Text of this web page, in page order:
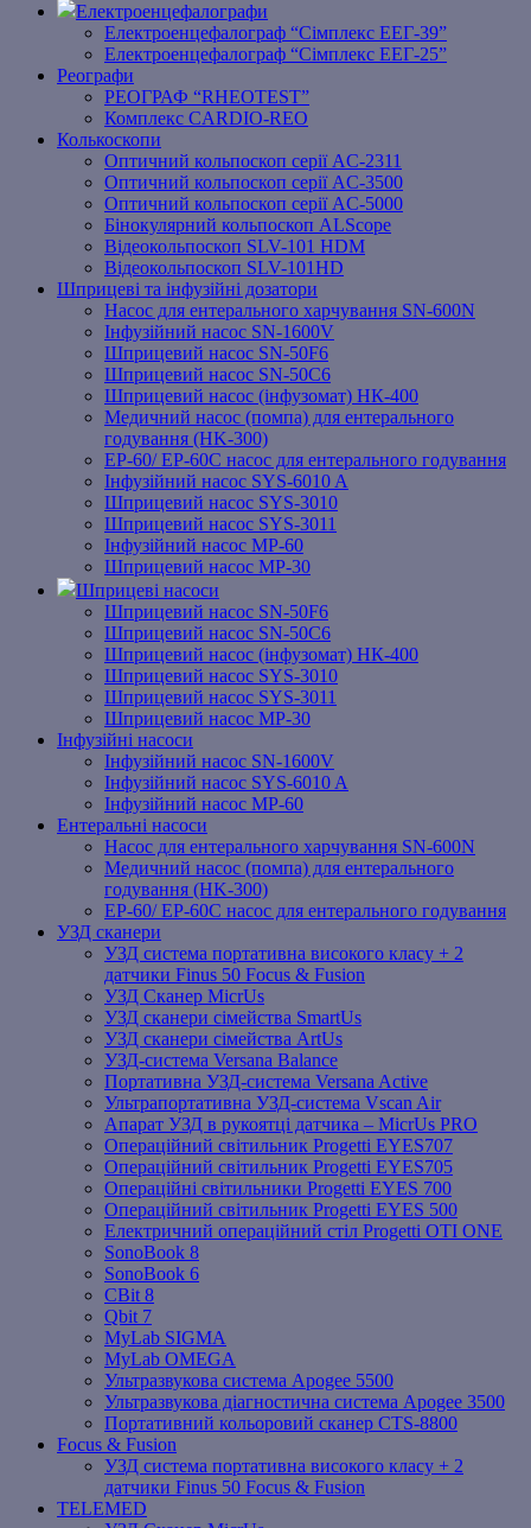
Електроенцефалографи
Електроенцефалограф “Сімплекс ЕЕГ-39”
Електроенцефалограф “Сімплекс ЕЕГ-25”
Реографи
РЕОГРАФ “RHEOTEST”
Комплекс CARDIO-REO
Колькоскопи
Оптичний кольпоскоп серії AC-2311
Оптичний кольпоскоп серії AC-3500
Оптичний кольпоскоп серії AC-5000
Бінокулярний кольпоскоп ALScope
Відеокольпоскоп SLV-101 HDM
Відеокольпоскоп SLV-101HD
Шприцеві та інфузійні дозатори
Насос для ентерального харчування SN-600N
Інфузійний насос SN-1600V
Шприцевий насос SN-50F6
Шприцевий насос SN-50C6
Шприцевий насос (інфузомат) НК-400
Медичний насос (помпа) для ентерального
годування (HK-300)
EP-60/ EP-60C насос для ентерального годування
Інфузійний насос SYS-6010 A
Шприцевий насос SYS-3010
Шприцевий насос SYS-3011
Інфузійний насос MP-60
Шприцевий насос MP-30
Шприцеві насоси
Шприцевий насос SN-50F6
Шприцевий насос SN-50C6
Шприцевий насос (інфузомат) НК-400
Шприцевий насос SYS-3010
Шприцевий насос SYS-3011
Шприцевий насос MP-30
Інфузійні насоси
Інфузійний насос SN-1600V
Інфузійний насос SYS-6010 A
Інфузійний насос MP-60
Ентеральні насоси
Насос для ентерального харчування SN-600N
Медичний насос (помпа) для ентерального
годування (HK-300)
EP-60/ EP-60C насос для ентерального годування
УЗД сканери
УЗД система портативна високого класу + 2
датчики Finus 50 Focus & Fusion
УЗД Сканер MicrUs
УЗД сканери сімейства SmartUs
УЗД сканери сімейства ArtUs
УЗД-система Versana Balance
Портативна УЗД-система Versana Active
Ультрапортативна УЗД-система Vscan Air
Апарат УЗД в рукоятці датчика – MicrUs PRO
Операційний світильник Progetti EYES707
Операційний світильник Progetti EYES705
Операційні світильники Progetti EYES 700
Операційний світильник Progetti EYES 500
Електричний операційний стіл Progetti OTI ONE
SonoBook 8
SonoBook 6
СBit 8
Qbit 7
MyLab SIGMA
MyLab OMEGA
Ультразвукова система Apogee 5500
Ультразвукова діагностична система Apogee 3500
Портативний кольоровий сканер CTS-8800
Focus & Fusion
УЗД система портативна високого класу + 2
датчики Finus 50 Focus & Fusion
TELEMED